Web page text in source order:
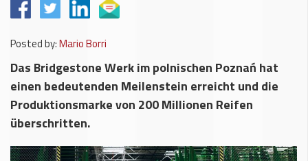
Posted by:Mario Borri
Das Bridgestone Werk im polnischen Poznań hat
einen bedeutenden Meilenstein erreicht und die
Produktionsmarke von 200 Millionen Reifen
überschritten.